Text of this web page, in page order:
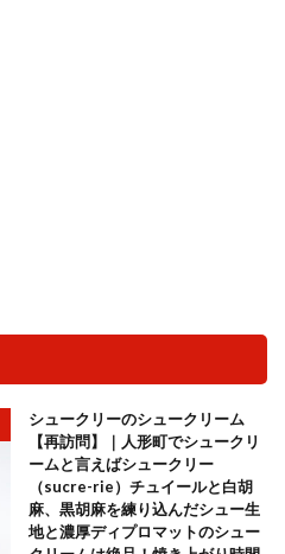
シュークリーのシュークリーム
【再訪問】｜人形町でシュークリ
ームと言えばシュークリー
（sucre-rie）チュイールと白胡
麻、黒胡麻を練り込んだシュー生
地と濃厚ディプロマットのシュー